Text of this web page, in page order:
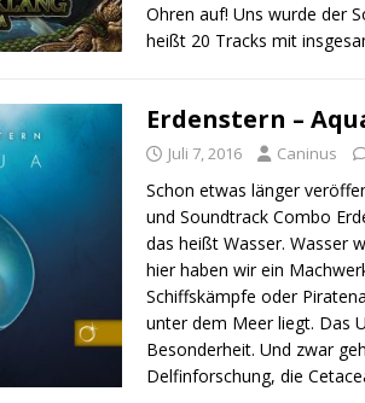
Ohren auf! Uns wurde der
heißt 20 Tracks mit
Erdenstern –
Juli 7, 2016 Caninus
Schon etwas länger
und Soundtrack Combo
das heißt Wasser. Wasser
hier haben wir ein
Schiffskämpfe oder
unter dem Meer liegt. Das
Besonderheit. Und zwar
Delfinforschung, die